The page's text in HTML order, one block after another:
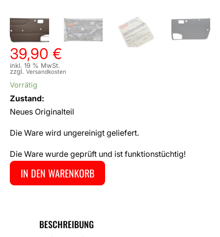
39,90 €
inkl. 19 % MwSt.
zzgl. Versandkosten
Vorrätig
Zustand:
Neues Originalteil
Die Ware wird ungereinigt geliefert.
Die Ware wurde geprüft und ist funktionstüchtig!
IN DEN WARENKORB
BESCHREIBUNG